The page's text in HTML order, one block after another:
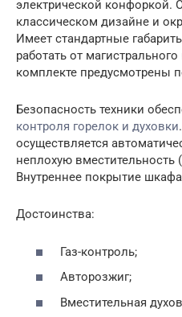
электрической конфоркой.
классическом дизайне и
Имеет стандартные
работать от
комплекте предусмотрены
Безопасность техники
контроля горелок и духовки
осуществляется
неплохую
Внутреннее покрытие
Достоинства:
Газ-контроль;
Авторозжиг;
Вместительная